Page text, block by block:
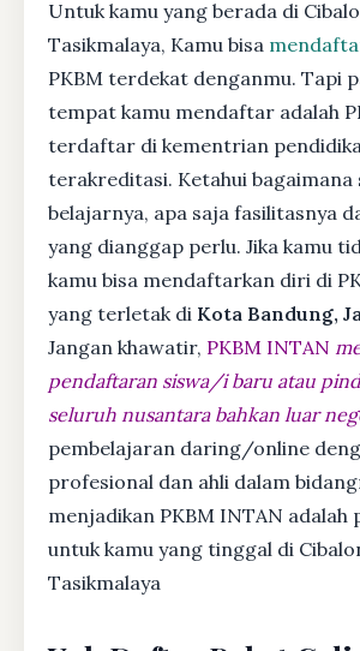
Untuk kamu yang berada di
Tasikmalaya, Kamu bisa
PKBM terdekat denganmu. Tapi
tempat kamu mendaftar adalah
terdaftar di kementrian
terakreditasi. Ketahui bagaimana
belajarnya, apa saja fasilitasnya
yang dianggap perlu. Jika kamu
kamu bisa mendaftarkan diri di
yang terletak di Kota Bandung,
Jangan khawatir, PKBM INTAN
pendaftaran siswa/i baru atau
seluruh nusantara bahkan luar
pembelajaran daring/online
profesional dan ahli dalam
menjadikan PKBM INTAN adalah
untuk kamu yang tinggal di
Tasikmalaya